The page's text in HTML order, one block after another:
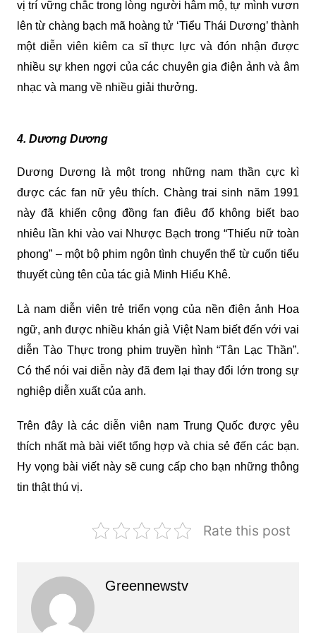
vị trí vững chắc trong lòng người hâm mộ, tự mình vươn
lên từ chàng bạch mã hoàng tử ‘Tiểu Thái Dương’ thành
một diễn viên kiêm ca sĩ thực lực và đón nhận được
nhiều sự khen ngợi của các chuyên gia điện ảnh và âm
nhạc và mang về nhiều giải thưởng.
4. Dương Dương
Dương Dương là một trong những nam thần cực kì
được các fan nữ yêu thích. Chàng trai sinh năm 1991
này đã khiến cộng đồng fan điêu đổ không biết bao
nhiêu lần khi vào vai Nhược Bạch trong “Thiếu nữ toàn
phong” – một bộ phim ngôn tình chuyển thể từ cuốn tiểu
thuyết cùng tên của tác giả Minh Hiểu Khê.
Là nam diễn viên trẻ triển vọng của nền điện ảnh Hoa
ngữ, anh được nhiều khán giả Việt Nam biết đến với vai
diễn Tào Thực trong phim truyền hình “Tân Lạc Thần”.
Có thể nói vai diễn này đã đem lại thay đổi lớn trong sự
nghiệp diễn xuất của anh.
Trên đây là các diễn viên nam Trung Quốc được yêu
thích nhất mà bài viết tổng hợp và chia sẻ đến các bạn.
Hy vọng bài viết này sẽ cung cấp cho bạn những thông
tin thật thú vị.
Rate this post
Greennewstv